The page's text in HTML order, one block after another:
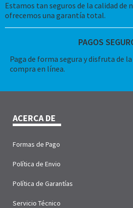
Estamos tan seguros de la calidad de
ofrecemos una garantía total.
PAGOS
Paga de forma segura y disfruta de
compra en línea.
ACERCA DE
Formas de Pago
Política de Envio
Política de Garantías
Servicio Técnico